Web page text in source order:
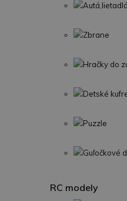
Zbrane
Hračky do
Detské
Puzzle
Guľočkové
RC modely